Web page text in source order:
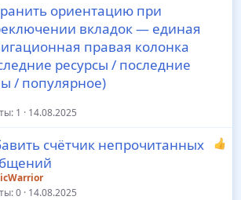
ориентацию при
вкладок — единая
правая колонка
ресурсы / последние
/ популярное)
1 14.08.2025
счётчик непрочитанных
0 14.08.2025